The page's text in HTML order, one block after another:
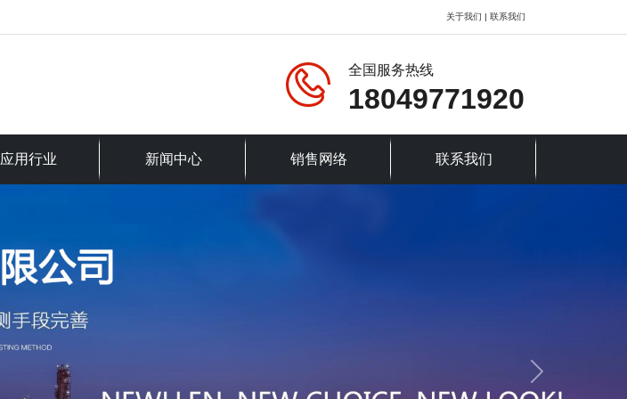
关于我们 | 联系我们
全国服务热线
18049771920
应用行业 新闻中心 销售网络 联系我们
Next